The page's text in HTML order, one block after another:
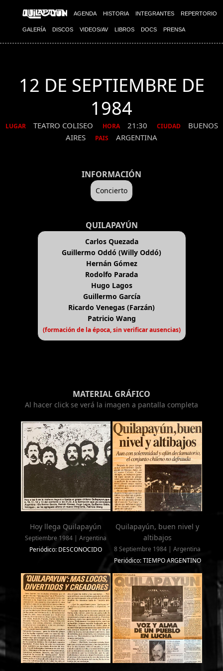
AGENDA HISTORIA INTEGRANTES REPERTORIO
GALERÍA DISCOS VIDEOS/AV LIBROS DOCS PRENSA
12 DE SEPTIEMBRE DE
1984
LUGAR TEATRO COLISEO HORA 21:30 CIUDAD
BUENOS
AIRES
PAIS ARGENTINA
INFORMACIÓN
Concierto
QUILAPAYÚN
Carlos Quezada
Guillermo Oddó (Willy Oddó)
Hernán Gómez
Rodolfo Parada
Hugo Lagos
Guillermo García
Ricardo Venegas (Farzán)
Patricio Wang
(formación de la época, sin verificar ausencias)
MATERIAL GRÁFICO
Al hacer click se verá la imagen a pantalla completa
Hoy llega Quilapayún
Septiembre 1984 | Argentina
Periódico: DESCONOCIDO
Quilapayún, buen nivel y
altibajos
8 Septiembre 1984 | Argentina
Periódico: TIEMPO ARGENTINO